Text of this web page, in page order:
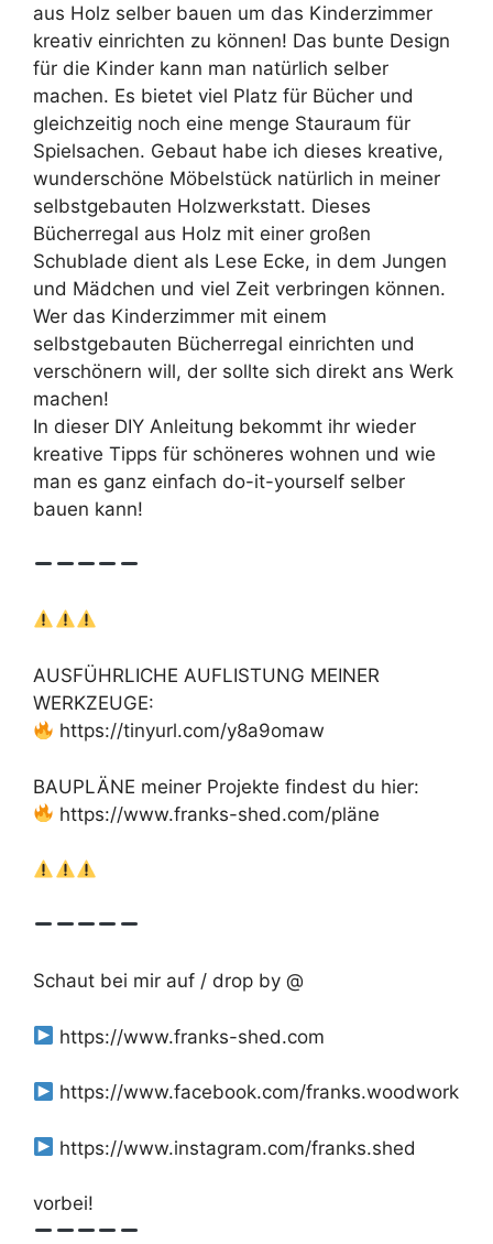
aus Holz selber bauen um das Kinderzimmer
kreativ einrichten zu können! Das bunte Design
für die Kinder kann man natürlich selber
machen. Es bietet viel Platz für Bücher und
gleichzeitig noch eine menge Stauraum für
Spielsachen. Gebaut habe ich dieses kreative,
wunderschöne Möbelstück natürlich in meiner
selbstgebauten Holzwerkstatt. Dieses
Bücherregal aus Holz mit einer großen
Schublade dient als Lese Ecke, in dem Jungen
und Mädchen und viel Zeit verbringen können.
Wer das Kinderzimmer mit einem
selbstgebauten Bücherregal einrichten und
verschönern will, der sollte sich direkt ans Werk
machen!
In dieser DIY Anleitung bekommt ihr wieder
kreative Tipps für schöneres wohnen und wie
man es ganz einfach do-it-yourself selber
bauen kann!
AUSFÜHRLICHE AUFLISTUNG MEINER
WERKZEUGE:
https://tinyurl.com/y8a9omaw
BAUPLÄNE meiner Projekte findest du hier:
https://www.franks-shed.com/pläne
Schaut bei mir auf / drop by @
https://www.franks-shed.com
https://www.facebook.com/franks.woodwork
https://www.instagram.com/franks.shed
vorbei!